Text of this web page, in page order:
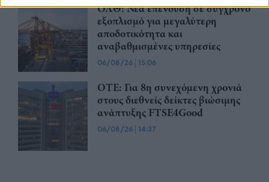
ΟΛΘ: Νέα επένδυση σε σύγχρονο
εξοπλισμό για μεγαλύτερη
αποδοτικότητα και
αναβαθμισμένες υπηρεσίες
06/08/26 | 15:06
ΟΤΕ: Για 8η συνεχόμενη χρονιά
στους διεθνείς δείκτες βιώσιμης
ανάπτυξης FTSE4Good
06/08/26 | 14:37